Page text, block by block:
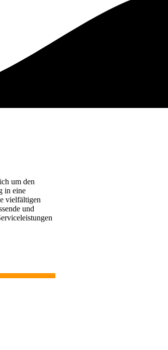
um den
in eine
vielfältigen
und